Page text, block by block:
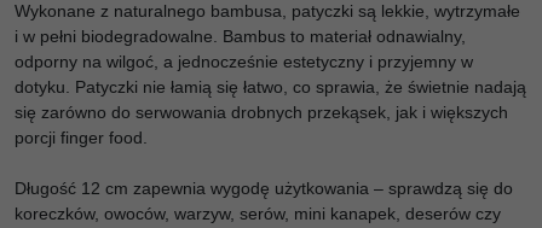
Wykonane z naturalnego bambusa, patyczki są lekkie, wytrzymałe
i w pełni biodegradowalne. Bambus to materiał odnawialny,
odporny na wilgoć, a jednocześnie estetyczny i przyjemny w
dotyku. Patyczki nie łamią się łatwo, co sprawia, że świetnie nadają
się zarówno do serwowania drobnych przekąsek, jak i większych
porcji finger food.
Długość 12 cm zapewnia wygodę użytkowania – sprawdzą się do
koreczków, owoców, warzyw, serów, mini kanapek, deserów czy